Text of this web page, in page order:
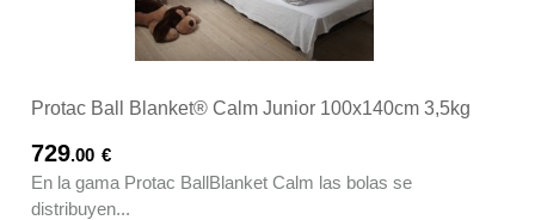
Protac Ball Blanket® Calm Junior 100x140cm 3,5kg
729.00 €
En la gama Protac BallBlanket Calm las bolas se
distribuyen...